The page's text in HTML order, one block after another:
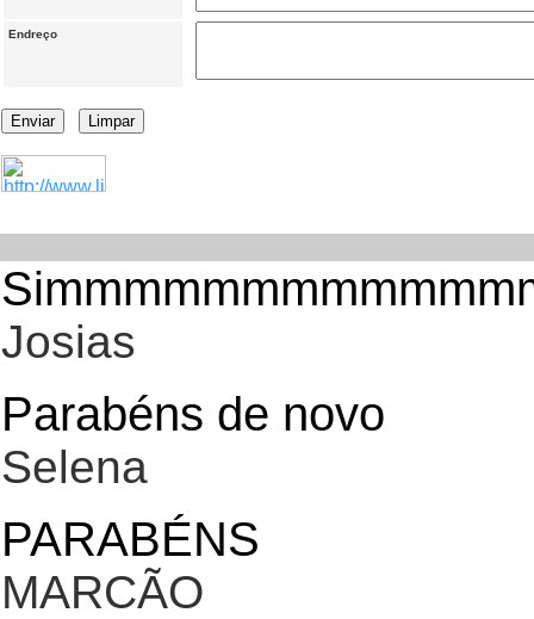
Endreço
Josias
Parabéns de novo
Selena
PARABÉNS
MARCÃO